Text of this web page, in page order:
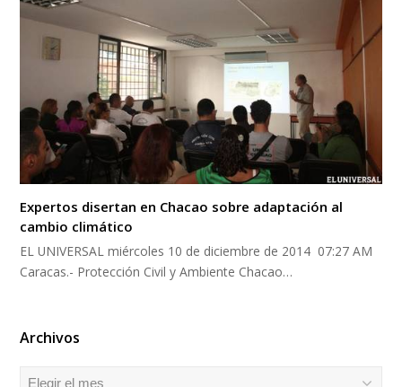
Expertos disertan en Chacao sobre adaptación al
cambio climático
EL UNIVERSAL miércoles 10 de diciembre de 2014 07:27 AM
Caracas.- Protección Civil y Ambiente Chacao…
Archivos
Archivos